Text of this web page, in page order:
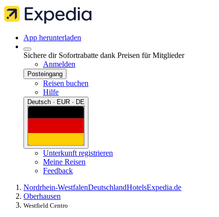
App herunterladen
Sichere dir Sofortrabatte dank Preisen für Mitglieder
Anmelden
Posteingang
Reisen buchen
Hilfe
Deutsch · EUR · DE
Unterkunft registrieren
Meine Reisen
Feedback
Nordrhein-WestfalenDeutschlandHotelsExpedia.de
Oberhausen
Westfield Centro